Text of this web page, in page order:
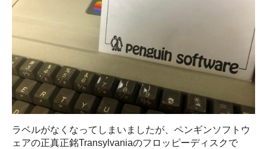
ラベルがなくなってしまいましたが、ペンギンソフトウ
ェアの正真正銘Transylvaniaのフロッピーディスクで